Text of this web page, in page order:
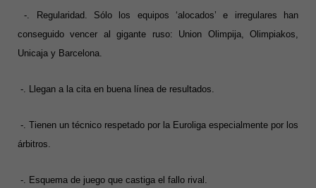
-. Regularidad. Sólo los equipos ‘alocados’ e irregulares han
conseguido vencer al gigante ruso: Union Olimpija, Olimpiakos,
Unicaja y Barcelona.
-. Llegan a la cita en buena línea de resultados.
-. Tienen un técnico respetado por la Euroliga especialmente por los
árbitros.
-. Esquema de juego que castiga el fallo rival.